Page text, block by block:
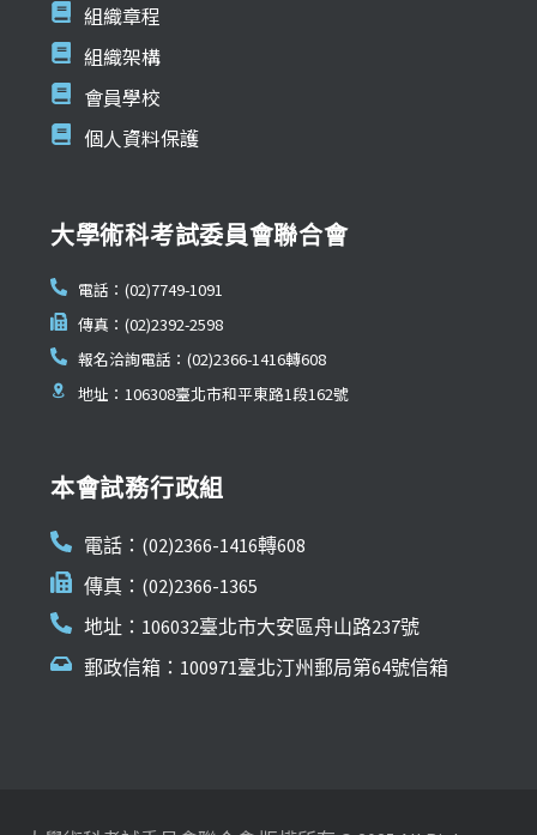
組織章程
組織架構
會員學校
個人資料保護
大學術科考試委員會聯合會
電話：(02)7749-1091
傳真：(02)2392-2598
報名洽詢電話：(02)2366-1416轉608
地址：106308臺北市和平東路1段162號
本會試務行政組
電話：(02)2366-1416轉608
傳真：(02)2366-1365
地址：106032臺北市大安區舟山路237號
郵政信箱：100971臺北汀州郵局第64號信箱